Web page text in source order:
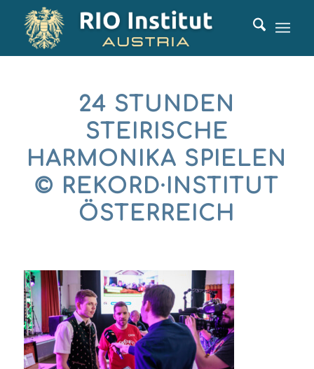
24 STUNDEN
STEIRISCHE
HARMONIKA SPIELEN
© REKORD·INSTITUT
ÖSTERREICH